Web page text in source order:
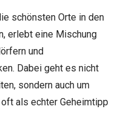
schönsten Orte in den
erlebt eine Mischung
und
Dabei geht es nicht
sondern auch um
als echter Geheimtipp